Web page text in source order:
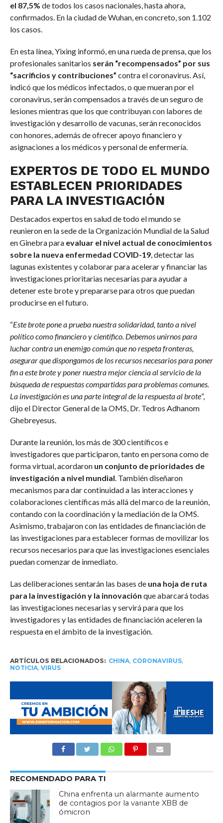
el 87,5% de todos los casos nacionales, hasta ahora,
confirmados. En la ciudad de Wuhan, en concreto, son 1.102
los casos.
En esta línea, Yixing informó, en una rueda de prensa, que los
profesionales sanitarios serán “recompensados” por sus
“sacrificios y contribuciones” contra el coronavirus. Así,
indicó que los médicos infectados, o que mueran por el
coronavirus, serán compensados a través de un seguro de
lesiones mientras que los que contribuyan con labores de
investigación y desarrollo de vacunas, serán reconocidos
con honores, además de ofrecer apoyo financiero y
asignaciones a los médicos y personal de enfermería.
EXPERTOS DE TODO EL MUNDO
ESTABLECEN PRIORIDADES
PARA LA INVESTIGACIÓN
Destacados expertos en salud de todo el mundo se
reunieron en la sede de la Organización Mundial de la Salud
en Ginebra para evaluar el nivel actual de conocimientos
sobre la nueva enfermedad COVID-19, detectar las
lagunas existentes y colaborar para acelerar y financiar las
investigaciones prioritarias necesarias para ayudar a
detener este brote y prepararse para otros que puedan
producirse en el futuro.
“Este brote pone a prueba nuestra solidaridad, tanto a nivel
político como financiero y científico. Debemos unirnos para
luchar contra un enemigo común que no respeta fronteras,
asegurar que dispongamos de los recursos necesarios para poner
fin a este brote y poner nuestra mejor ciencia al servicio de la
búsqueda de respuestas compartidas para problemas comunes.
La investigación es una parte integral de la respuesta al brote”,
dijo el Director General de la OMS, Dr. Tedros Adhanom
Ghebreyesus.
Durante la reunión, los más de 300 científicos e
investigadores que participaron, tanto en persona como de
forma virtual, acordaron un conjunto de prioridades de
investigación a nivel mundial. También diseñaron
mecanismos para dar continuidad a las interacciones y
colaboraciones científicas más allá del marco de la reunión,
contando con la coordinación y la mediación de la OMS.
Asimismo, trabajaron con las entidades de financiación de
las investigaciones para establecer formas de movilizar los
recursos necesarios para que las investigaciones esenciales
puedan comenzar de inmediato.
Las deliberaciones sentarán las bases de una hoja de ruta
para la investigación y la innovación que abarcará todas
las investigaciones necesarias y servirá para que los
investigadores y las entidades de financiación aceleren la
respuesta en el ámbito de la investigación.
ARTÍCULOS RELACIONADOS: CHINA, CORONAVIRUS,
NOTICIA, VIRUS
RECOMENDADO PARA TI
China enfrenta un alarmante aumento
de contagios por la variante XBB de
ómicron